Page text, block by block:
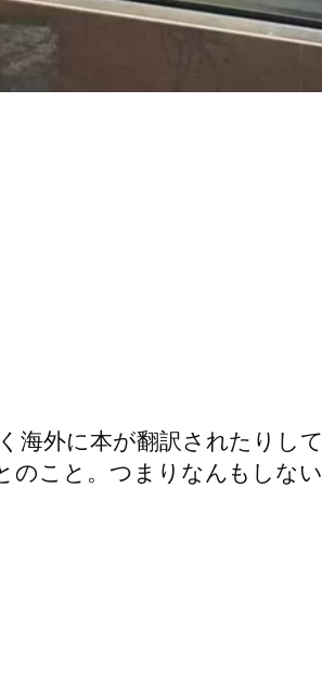
外に本が翻訳されたりして
のこと。つまりなんもしな